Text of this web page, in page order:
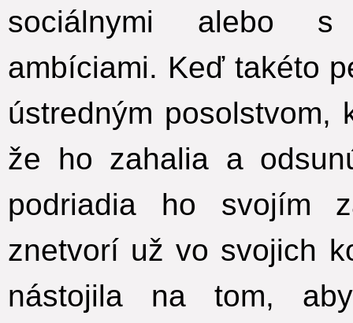
sociálnymi alebo s
ambíciami. Keď takéto
ústredným
že ho zahalia a
podriadia ho svojím
znetvorí už vo svojich
nástojila na tom,